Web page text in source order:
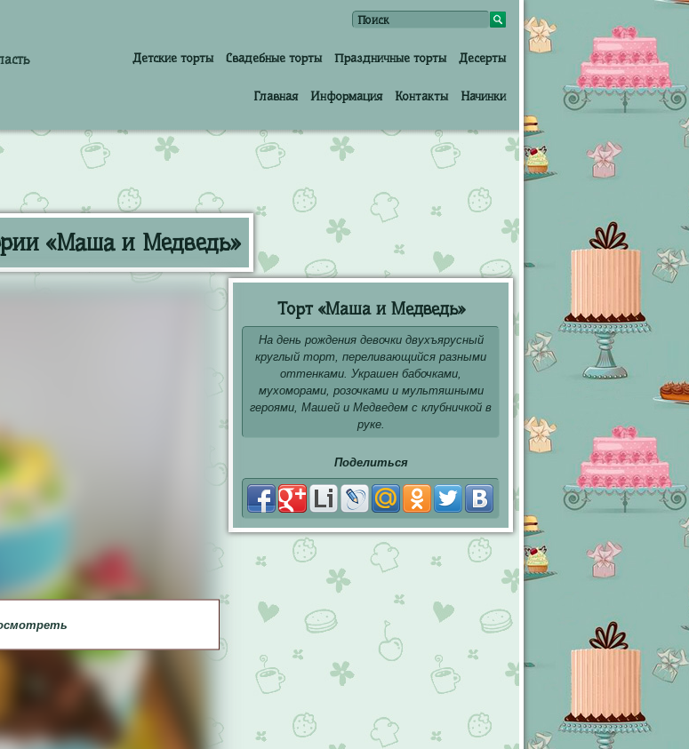
Детские торты Свадебные торты Праздничные торты Десерты
Главная Информация Контакты Начинки
«Маша и Медведь»
Торт «Маша и Медведь»
На день рождения девочки двухъярусный
круглый торт, переливающийся разными
оттенками. Украшен бабочками,
мухоморами, розочками и мультяшными
героями, Машей и Медведем с клубничкой в
руке.
Поделиться